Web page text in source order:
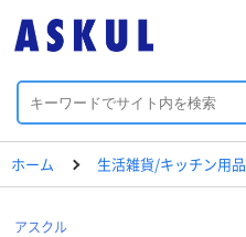
ホーム 生活雑貨/キッチン用品
アスクル